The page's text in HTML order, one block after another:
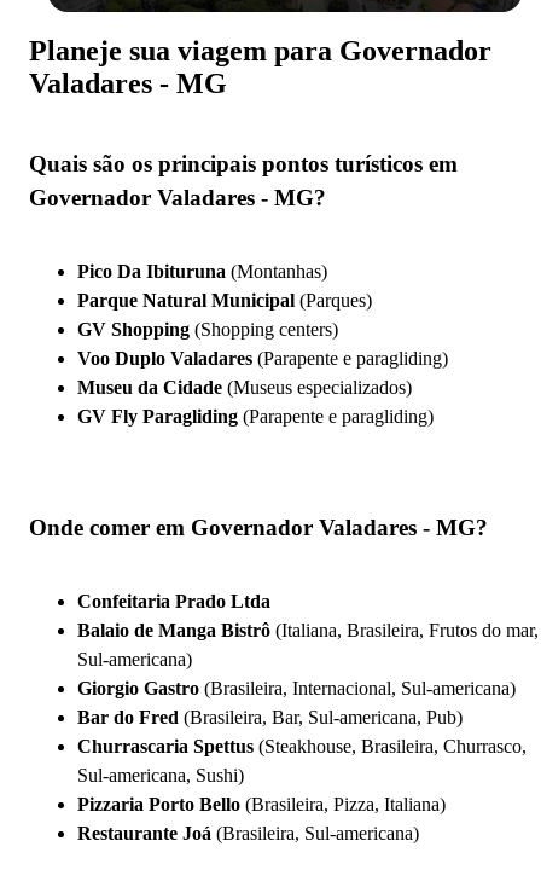
Planeje sua viagem para Governador
Valadares - MG
Quais são os principais pontos turísticos em
Governador Valadares - MG?
Pico Da Ibituruna (Montanhas)
Parque Natural Municipal (Parques)
GV Shopping (Shopping centers)
Voo Duplo Valadares (Parapente e paragliding)
Museu da Cidade (Museus especializados)
GV Fly Paragliding (Parapente e paragliding)
Onde comer em Governador Valadares - MG?
Confeitaria Prado Ltda
Balaio de Manga Bistrô (Italiana, Brasileira, Frutos do mar,
Sul-americana)
Giorgio Gastro (Brasileira, Internacional, Sul-americana)
Bar do Fred (Brasileira, Bar, Sul-americana, Pub)
Churrascaria Spettus (Steakhouse, Brasileira, Churrasco,
Sul-americana, Sushi)
Pizzaria Porto Bello (Brasileira, Pizza, Italiana)
Restaurante Joá (Brasileira, Sul-americana)